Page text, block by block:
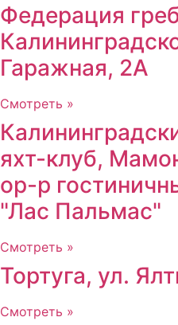
Федерация
Гаражная, 2А
Смотреть »
яхт-клуб,
ор-р
"Лас Пальмас"
Смотреть »
Тортуга, ул.
Смотреть »